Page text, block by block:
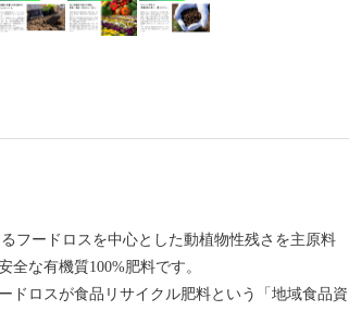
フードロスを中心とした動植物性残さを主原料
全な有機質100%肥料です。
ドロスが食品リサイクル肥料という「地域食品資